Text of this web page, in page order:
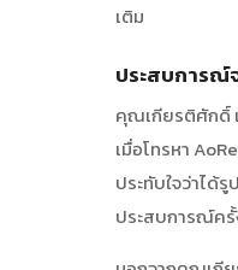
เติม
ประสบการณ์
คุณเกียรติศักดิ์
เมื่อโทรหา
ประทับใจว่าได้
ประสบการณ์ค